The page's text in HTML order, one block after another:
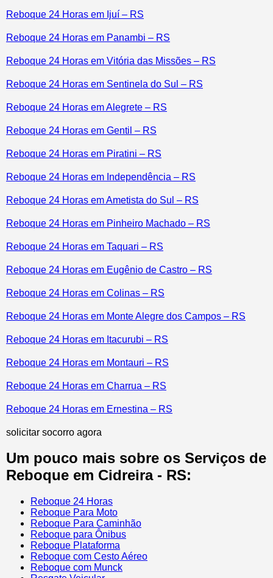
Reboque 24 Horas em Ijuí – RS
Reboque 24 Horas em Panambi – RS
Reboque 24 Horas em Vitória das Missões – RS
Reboque 24 Horas em Sentinela do Sul – RS
Reboque 24 Horas em Alegrete – RS
Reboque 24 Horas em Gentil – RS
Reboque 24 Horas em Piratini – RS
Reboque 24 Horas em Independência – RS
Reboque 24 Horas em Ametista do Sul – RS
Reboque 24 Horas em Pinheiro Machado – RS
Reboque 24 Horas em Taquari – RS
Reboque 24 Horas em Eugênio de Castro – RS
Reboque 24 Horas em Colinas – RS
Reboque 24 Horas em Monte Alegre dos Campos – RS
Reboque 24 Horas em Itacurubi – RS
Reboque 24 Horas em Montauri – RS
Reboque 24 Horas em Charrua – RS
Reboque 24 Horas em Ernestina – RS
solicitar socorro agora
Um pouco mais sobre os Serviços de
Reboque em Cidreira - RS:
Reboque 24 Horas
Reboque Para Moto
Reboque Para Caminhão
Reboque para Ônibus
Reboque Plataforma
Reboque com Cesto Aéreo
Reboque com Munck